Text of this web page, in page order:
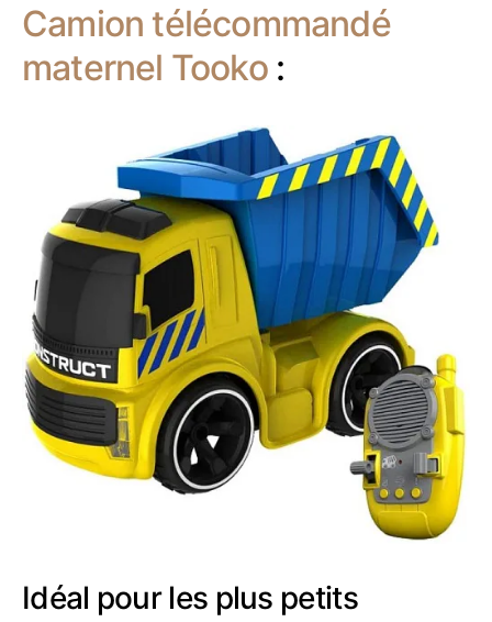
Camion télécommandé
maternel Tooko:
Idéal pour les plus petits